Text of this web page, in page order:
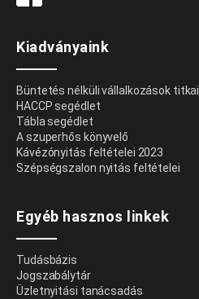
Kiadványaink
Büntetés nélküli vállalkozások titkai
HACCP segédlet
Tábla segédlet
A szuperhős könyvelő
Kávézónyitás feltételei 2023
Szépségszalon nyitás feltételei
Egyéb hasznos linkek
Tudásbázis
Jogszabálytár
Üzletnyitási tanácsadás